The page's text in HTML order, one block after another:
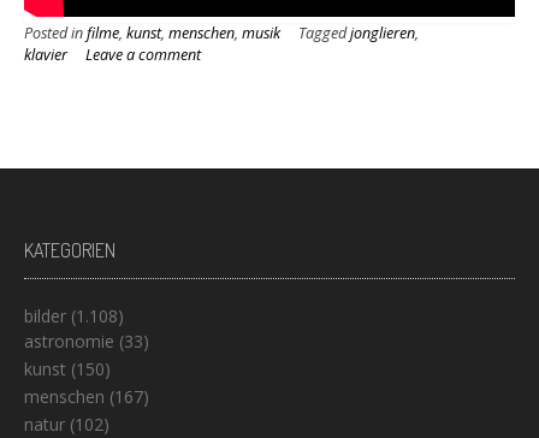
Posted infilme, kunst, menschen, musik Taggedjonglieren,
klavier
Leave a comment
KATEGORIEN
bilder (1.108)
astronomie (33)
kunst (150)
menschen (167)
natur (102)